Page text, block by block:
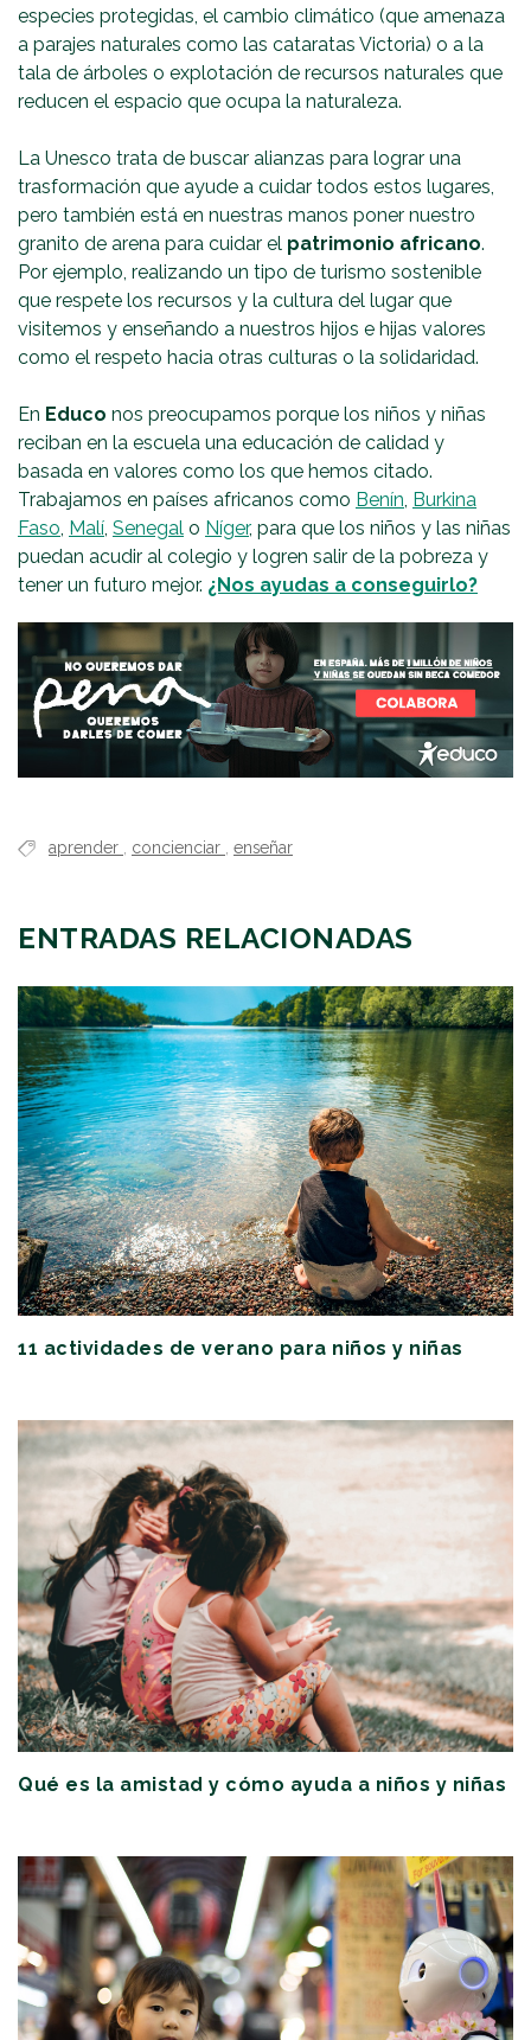
especies protegidas, el cambio climático (que amenaza
a parajes naturales como las cataratas Victoria) o a la
tala de árboles o explotación de recursos naturales que
reducen el espacio que ocupa la naturaleza.
La Unesco trata de buscar alianzas para lograr una
trasformación que ayude a cuidar todos estos lugares,
pero también está en nuestras manos poner nuestro
granito de arena para cuidar el patrimonio africano.
Por ejemplo, realizando un tipo de turismo sostenible
que respete los recursos y la cultura del lugar que
visitemos y enseñando a nuestros hijos e hijas valores
como el respeto hacia otras culturas o la solidaridad.
En Educo nos preocupamos porque los niños y niñas
reciban en la escuela una educación de calidad y
basada en valores como los que hemos citado.
Trabajamos en países africanos como Benín Burkina
Faso Malí Senegal o Níger, para que los niños y las niñas
puedan acudir al colegio y logren salir de la pobreza y
tener un futuro mejor. ¿Nos ayudas a conseguirlo?
aprender concienciar enseñar
ENTRADAS RELACIONADAS
11 actividades de verano para niños y niñas
Qué es la amistad y cómo ayuda a niños y niñas